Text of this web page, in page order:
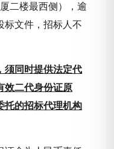
二楼最西侧），逾
标文件，招标人不
须同时提供法定代
效二代身份证原
托的招标代理机构